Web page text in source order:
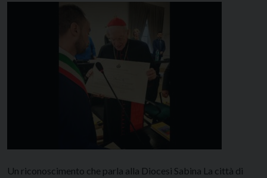
Un riconoscimento che parla alla Diocesi Sabina La città di